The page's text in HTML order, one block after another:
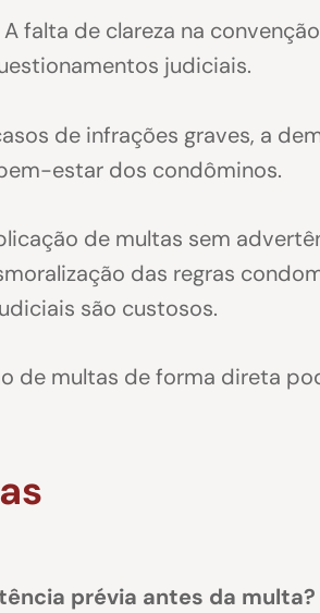
A falta de clareza na
judiciais.
de infrações graves, a
estar dos condôminos.
de multas sem
das regras
são custosos.
de multas de forma direta
prévia antes da multa?